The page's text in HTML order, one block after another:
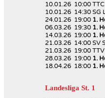
10.01.26 10:00
10.01.26 14:30 SG
24.01.26 19:00 1.
06.03.26 19:30 1.
14.03.26 19:00 1.
21.03.26 14:00 SV
21.03.26 19:00
28.03.26 19:00 1.
18.04.26 18:00 1.
Landesliga St. 1